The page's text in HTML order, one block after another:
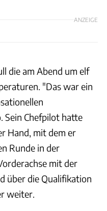
ANZEIGE
die am Abend um elf
"Das war ein
Sein Chefpilot hatte
Hand, mit dem er
Runde in der
mit der
über die Qualifikation
weiter.